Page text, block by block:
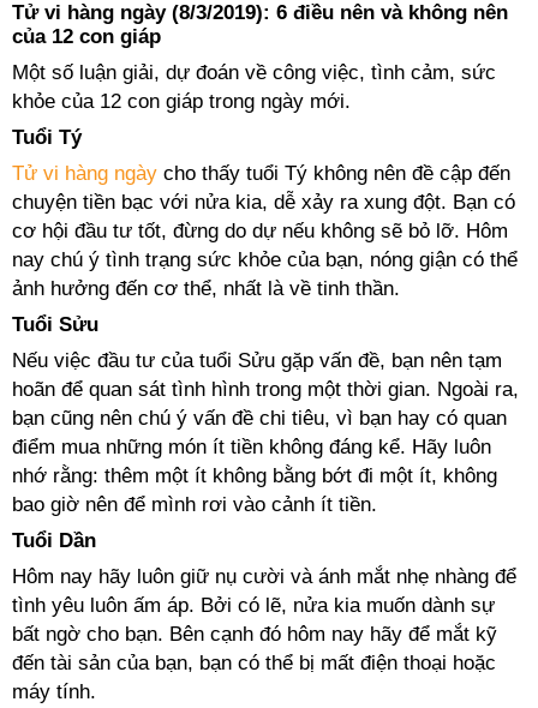
Tử vi hàng ngày (8/3/2019): 6 điều nên và không nên
của 12 con giáp
Một số luận giải, dự đoán về công việc, tình cảm, sức
khỏe của 12 con giáp trong ngày mới.
Tuổi Tý
Tử vi hàng ngày cho thấy tuổi Tý không nên đề cập đến
chuyện tiền bạc với nửa kia, dễ xảy ra xung đột. Bạn có
cơ hội đầu tư tốt, đừng do dự nếu không sẽ bỏ lỡ. Hôm
nay chú ý tình trạng sức khỏe của bạn, nóng giận có thể
ảnh hưởng đến cơ thể, nhất là về tinh thần.
Tuổi Sửu
Nếu việc đầu tư của tuổi Sửu gặp vấn đề, bạn nên tạm
hoãn để quan sát tình hình trong một thời gian. Ngoài ra,
bạn cũng nên chú ý vấn đề chi tiêu, vì bạn hay có quan
điểm mua những món ít tiền không đáng kể. Hãy luôn
nhớ rằng: thêm một ít không bằng bớt đi một ít, không
bao giờ nên để mình rơi vào cảnh ít tiền.
Tuổi Dần
Hôm nay hãy luôn giữ nụ cười và ánh mắt nhẹ nhàng để
tình yêu luôn ấm áp. Bởi có lẽ, nửa kia muốn dành sự
bất ngờ cho bạn. Bên cạnh đó hôm nay hãy để mắt kỹ
đến tài sản của bạn, bạn có thể bị mất điện thoại hoặc
máy tính.